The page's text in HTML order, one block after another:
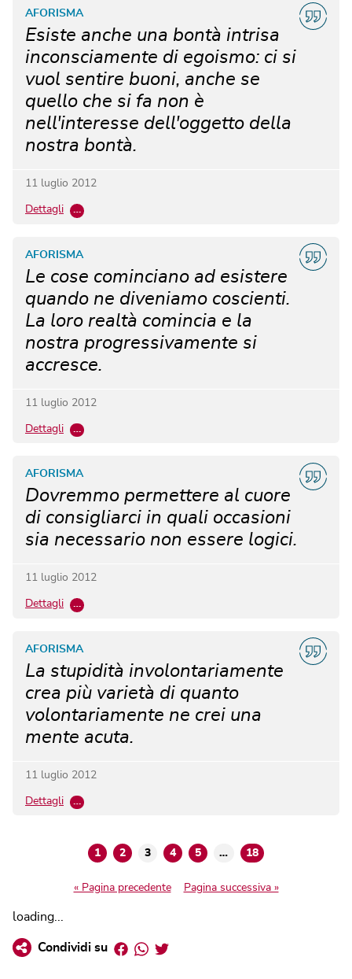
Esiste anche una bontà intrisa
inconsciamente di egoismo: ci si
vuol sentire buoni, anche se
quello che si fa non è
nell'interesse dell'oggetto della
nostra bontà.
AFORISMA
11 luglio 2012
Dettagli …
Le cose cominciano ad esistere
quando ne diveniamo coscienti.
La loro realtà comincia e la
nostra progressivamente si
accresce.
AFORISMA
11 luglio 2012
Dettagli …
Dovremmo permettere al cuore
di consigliarci in quali occasioni
sia necessario non essere logici.
AFORISMA
11 luglio 2012
Dettagli …
La stupidità involontariamente
crea più varietà di quanto
volontariamente ne crei una
mente acuta.
AFORISMA
11 luglio 2012
Dettagli …
1 2 3 4 5 … 18
« Pagina precedente Pagina successiva »
loading...
Condividi su Facebook
Whatsapp
Twitter